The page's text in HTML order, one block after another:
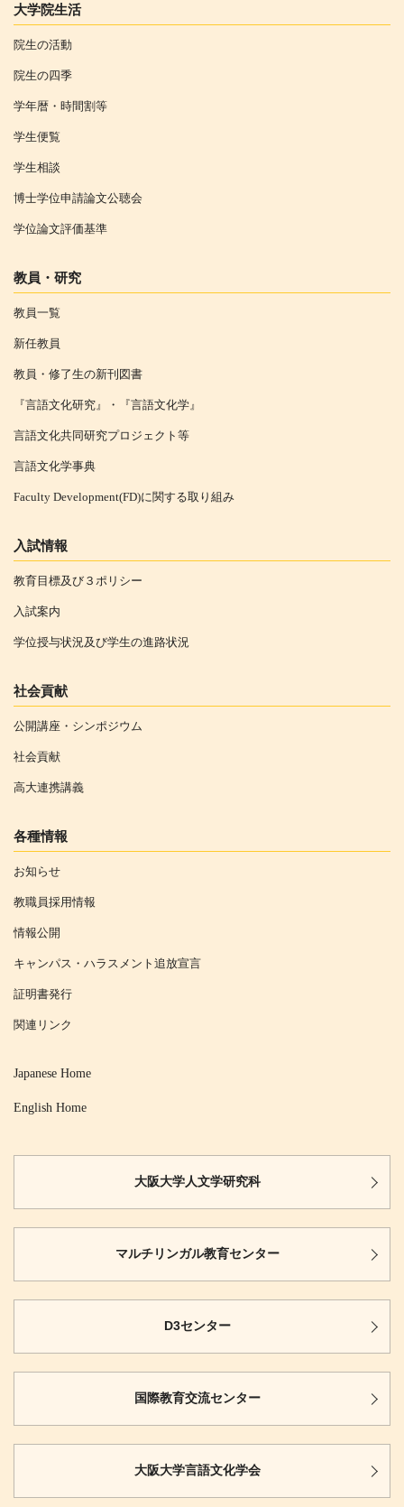
大学院生活
院生の活動
院生の四季
学年暦・時間割等
学生便覧
学生相談
博士学位申請論文公聴会
学位論文評価基準
教員・研究
教員一覧
新任教員
教員・修了生の新刊図書
『言語文化研究』・『言語文化学』
言語文化共同研究プロジェクト等
言語文化学事典
Faculty Development(FD)に関する取り組み
入試情報
教育目標及び３ポリシー
入試案内
学位授与状況及び学生の進路状況
社会貢献
公開講座・シンポジウム
社会貢献
高大連携講義
各種情報
お知らせ
教職員採用情報
情報公開
キャンパス・ハラスメント追放宣言
証明書発行
関連リンク
Japanese Home
English Home
大阪大学 人文学研究科
マルチリンガル教育センター
D3センター
国際教育交流センター
大阪大学言語文化学会